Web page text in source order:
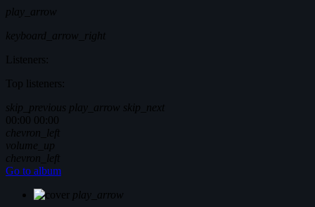
play_arrow
keyboard_arrow_right
Listeners:
Top listeners:
skip_previous play_arrow skip_next
00:00 00:00
chevron_left
volume_up
chevron_left
Go to album
play_arrow